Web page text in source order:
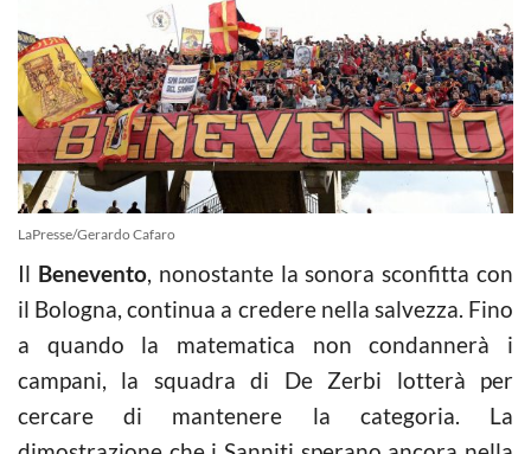
LaPresse/Gerardo Cafaro
Il Benevento, nonostante la sonora sconfitta con
il Bologna, continua a credere nella salvezza. Fino
a quando la matematica non condannerà i
campani, la squadra di De Zerbi lotterà per
cercare di mantenere la categoria. La